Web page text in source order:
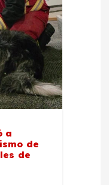
a
de
de